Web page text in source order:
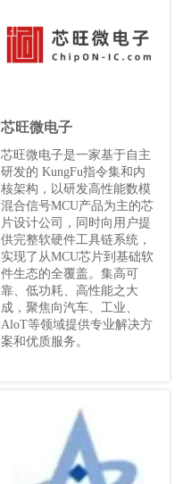
芯旺微电子
芯旺微电子是一家基于自主
研发的 KungFu指令集和内
核架构，以研发高性能数模
混合信号MCU产品为主的芯
片设计公司，同时向用户提
供完整软硬件工具链系统，
实现了从MCU芯片到基础软
件生态的全覆盖。集高可
靠、低功耗、高性能之大
成，聚焦向汽车、工业、
AloT等领域提供专业解决方
案和优质服务。